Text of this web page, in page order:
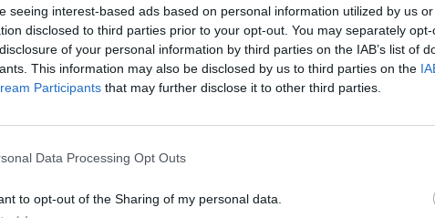
seeing interest-based ads based on personal information utilized by us
disclosed to third parties prior to your opt-out. You may separately
of your personal information by third parties on the IAB’s list of
This information may also be disclosed by us to third parties on the
Participants that may further disclose it to other third parties.
Data Processing Opt Outs
to opt-out of the Sharing of my personal data.
4 de agosto